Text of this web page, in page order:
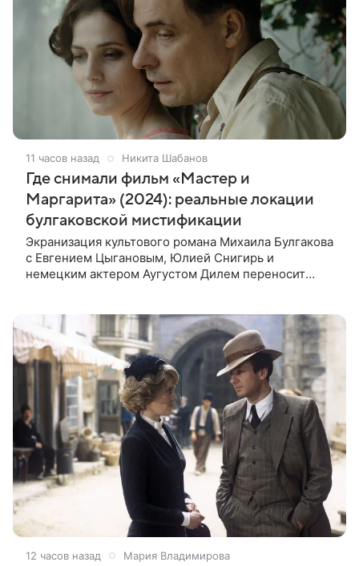
11 часов назад Никита Шабанов
Где снимали фильм «Мастер и
Маргарита» (2024): реальные локации
булгаковской мистификации
Экранизация культового романа Михаила Булгакова
с Евгением Цыгановым, Юлией Снигирь и
немецким актером Аугустом Дилем переносит
12 часов назад Мария Владимирова